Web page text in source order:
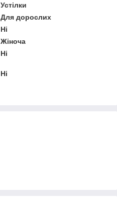
Устілки
Для дорослих
Ні
Жіноча
Ні
Ні